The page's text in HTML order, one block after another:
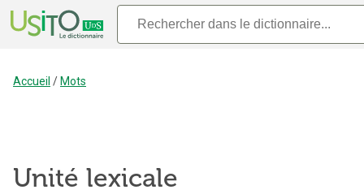
Accueil / Mots
Unité lexicale